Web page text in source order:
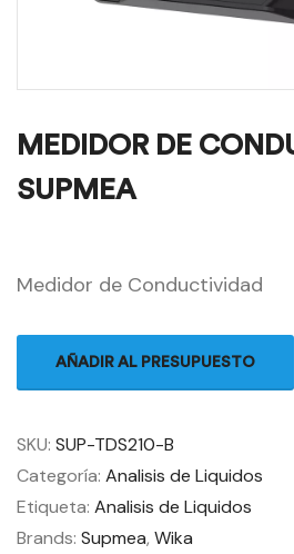
MEDIDOR DE
SUPMEA
Medidor de Conductividad
AÑADIR AL PRESUPUESTO
SKU: SUP-TDS210-B
Categoría: Analisis de Liquidos
Etiqueta: Analisis de Liquidos
Brands: Supmea, Wika